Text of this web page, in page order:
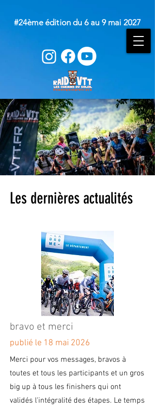
#24ème édition du 6 au 9 mai 2027
Les dernières actualités
bravo et merci
publié le 18 mai 2026
Merci pour vos messages, bravos à
toutes et tous les participants et un gros
big up à tous les finishers qui ont
validés l'intégralité des étapes. Le temps